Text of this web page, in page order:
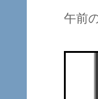
午前